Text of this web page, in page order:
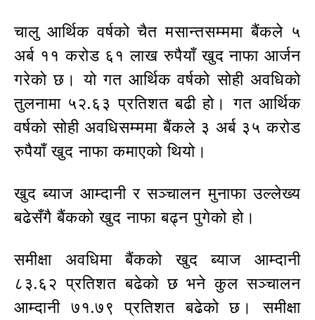
चालु आर्थिक वर्षको चैत मसान्तसम्ममा बैंकले ५
अर्ब ११ करोड ६१ लाख रुपैयाँ खुद नाफा आर्जन
गरेको छ। यो गत आर्थिक वर्षको सोही अवधिको
तुलनामा ५२.६३ प्रतिशत बढी हो। गत आर्थिक
वर्षको सोही अवधिसम्ममा बैंकले ३ अर्ब ३५ करोड
रुपैयाँ खुद नाफा कमाएको थियो।
खुद ब्याज आम्दानी र सञ्चालन मुनाफा उल्लेख्य
बढेसँगै बैंकको खुद नाफा बढ्न पुगेको हो।
समीक्षा अवधिमा बैंकको खुद ब्याज आम्दानी
८३.६२ प्रतिशत बढेको छ भने कुल सञ्चालन
आम्दानी ७१.७९ प्रतिशत बढेको छ। समीक्षा